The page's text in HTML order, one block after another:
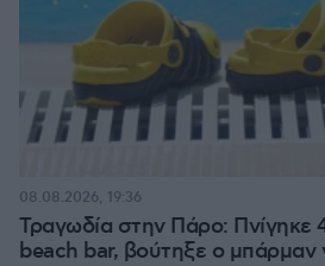
Τραγωδία στην Πάρο: Πνίγηκε
beach bar, βούτηξε ο μπάρμαν
08.08.2026, 19:36